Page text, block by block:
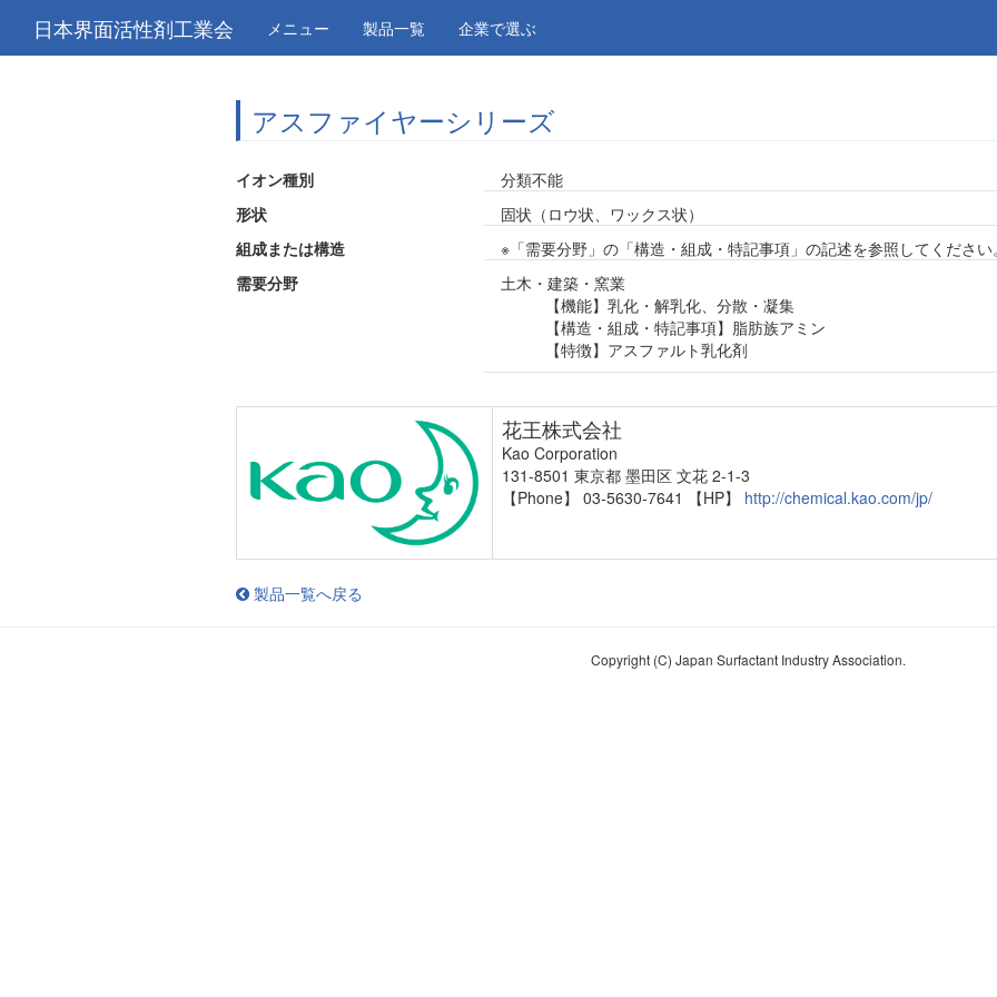
日本界面活性剤工業会 メニュー 製品一覧 企業で選ぶ
アスファイヤーシリーズ
イオン種別
分類不能
形状
固状（ロウ状、ワックス状）
組成または構造
※「需要分野」の「構造・組成・特記事項」の記述を参照してください
需要分野
土木・建築・窯業
【機能】乳化・解乳化、分散・凝集
【構造・組成・特記事項】脂肪族アミン
【特徴】アスファルト乳化剤
花王株式会社
Kao Corporation
131-8501 東京都 墨田区 文花 2-1-3
【Phone】 03-5630-7641
【HP】 http://chemical.kao.com/jp/
製品一覧へ戻る
Copyright (C) Japan Surfactant Industry Association.